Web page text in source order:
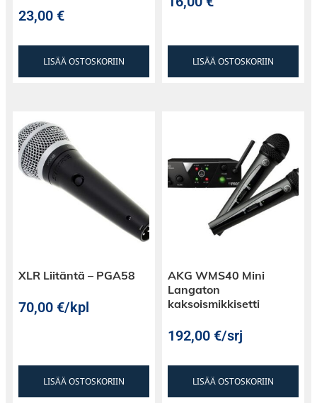
23,00€
LISÄÄ OSTOSKORIIN LISÄÄ OSTOSKORIIN
XLR Liitäntä – PGA58
70,00€/kpl
LISÄÄ OSTOSKORIIN
AKG WMS40 Mini
Langaton
kaksoismikkisetti
192,00€/srj
LISÄÄ OSTOSKORIIN